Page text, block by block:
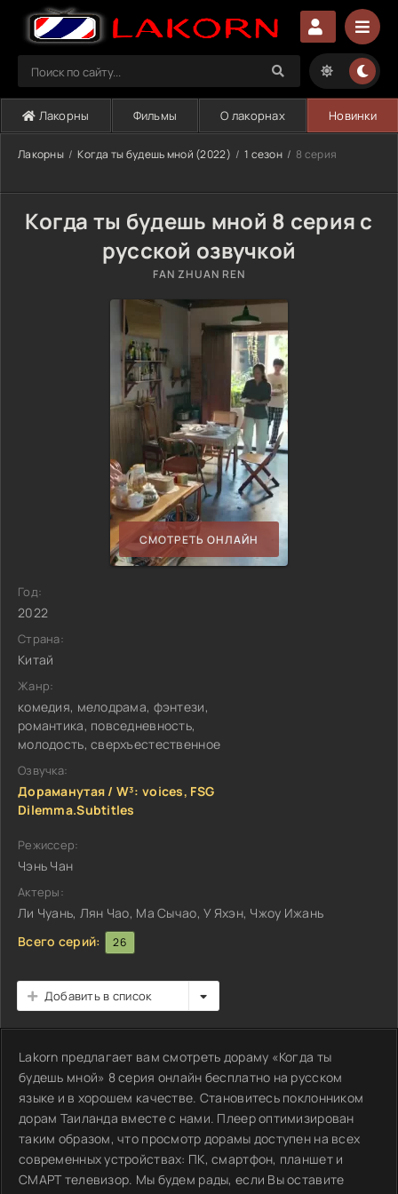
Лакорны Фильмы О лакорнах Новинки
Лакорны Когда ты будешь мной (2022) 1 сезон 8 серия
Когда ты будешь мной 8 серия с
русской озвучкой
FAN ZHUAN REN
СМОТРЕТЬ ОНЛАЙН
Год:
2022
Страна:
Китай
Жанр:
комедия, мелодрама, фэнтези,
романтика, повседневность,
молодость, сверхъестественное
Озвучка:
Дораманутая / W³: voices, FSG
Dilemma.Subtitles
Режиссер:
Чэнь Чан
Актеры:
Ли Чуань, Лян Чао, Ма Сычао, У Яхэн, Чжоу Ижань
Всего серий:
26
Добавить в список
Lakorn предлагает вам смотреть дораму «Когда ты
будешь мной» 8 серия онлайн бесплатно на русском
языке и в хорошем качестве. Становитесь поклонником
дорам Таиланда вместе с нами. Плеер оптимизирован
таким образом, что просмотр дорамы доступен на всех
современных устройствах: ПК, смартфон, планшет и
СМАРТ телевизор. Мы будем рады, если Вы оставите